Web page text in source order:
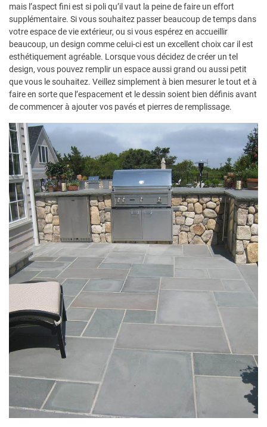
mais l’aspect fini est si poli qu’il vaut la peine de faire un effort
supplémentaire. Si vous souhaitez passer beaucoup de temps dans
votre espace de vie extérieur, ou si vous espérez en accueillir
beaucoup, un design comme celui-ci est un excellent choix car il est
esthétiquement agréable. Lorsque vous décidez de créer un tel
design, vous pouvez remplir un espace aussi grand ou aussi petit
que vous le souhaitez. Veillez simplement à bien mesurer le tout et à
faire en sorte que l’espacement et le dessin soient bien définis avant
de commencer à ajouter vos pavés et pierres de remplissage.